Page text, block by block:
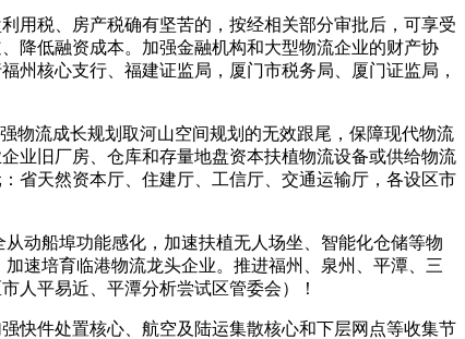
税、房产税确有坚苦的，按经相关部分审批后，可享受
降低融资成本。加强金融机构和大型物流企业的财产协
州核心支行、福建证监局，厦门市税务局、厦门证监局，
流成长规划取河山空间规划的无效跟尾，保障现代物流
业旧厂房、仓库和存量地盘资本扶植物流设备或供给物流
省天然资本厅、住建厅、工信厅、交通运输厅，各设区市
动船埠功能感化，加速扶植无人场坐、智能化仓储等物
速培育临港物流龙头企业。推进福州、泉州、平潭、三
人平易近、平潭分析尝试区管委会）！
件处置核心、航空及陆运集散核心和下层网点等收集节